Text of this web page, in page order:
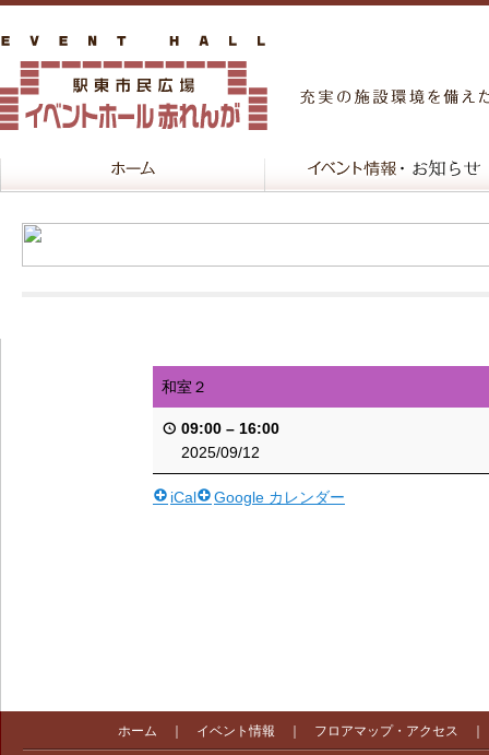
和室２
09:00 – 16:00
2025/09/12
iCal Google カレンダー
ホーム イベント情報 フロアマップ・アクセス